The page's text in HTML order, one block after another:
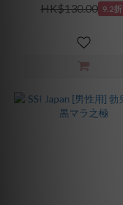
HK$130.00 9.2折